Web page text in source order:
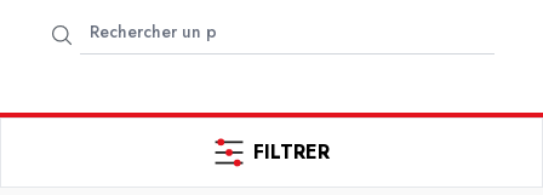
FILTRER